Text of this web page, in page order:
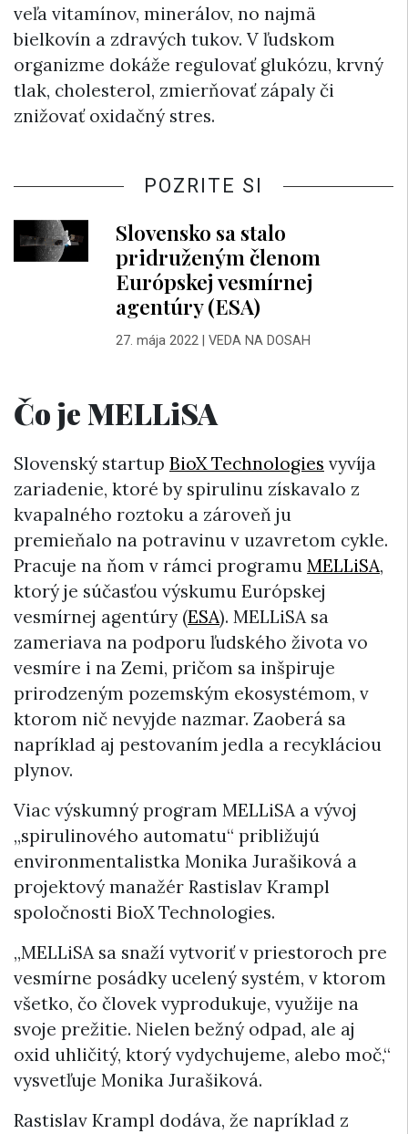
veľa vitamínov, minerálov, no najmä
bielkovín a zdravých tukov. V ľudskom
organizme dokáže regulovať glukózu, krvný
tlak, cholesterol, zmierňovať zápaly či
znižovať oxidačný stres.
POZRITE SI
Slovensko sa stalo
pridruženým členom
Európskej vesmírnej
agentúry (ESA)
27. mája 2022| VEDA NA DOSAH
Čo je MELLiSA
Slovenský startup BioX Technologies vyvíja
zariadenie, ktoré by spirulinu získavalo z
kvapalného roztoku a zároveň ju
premieňalo na potravinu v uzavretom cykle.
Pracuje na ňom v rámci programu MELLiSA,
ktorý je súčasťou výskumu Európskej
vesmírnej agentúry (ESA). MELLiSA sa
zameriava na podporu ľudského života vo
vesmíre i na Zemi, pričom sa inšpiruje
prirodzeným pozemským ekosystémom, v
ktorom nič nevyjde nazmar. Zaoberá sa
napríklad aj pestovaním jedla a recykláciou
plynov.
Viac výskumný program MELLiSA a vývoj
„spirulinového automatu“ približujú
environmentalistka Monika Jurašiková a
projektový manažér Rastislav Krampl
spoločnosti BioX Technologies.
„MELLiSA sa snaží vytvoriť v priestoroch pre
vesmírne posádky ucelený systém, v ktorom
všetko, čo človek vyprodukuje, využije na
svoje prežitie. Nielen bežný odpad, ale aj
oxid uhličitý, ktorý vydychujeme, alebo moč,“
vysvetľuje Monika Jurašiková.
Rastislav Krampl dodáva, že napríklad z